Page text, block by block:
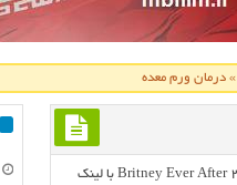
»درمان ورم معده
دانلود رایگان مسنتد خارجی Britney Ever After 2017 با لینک